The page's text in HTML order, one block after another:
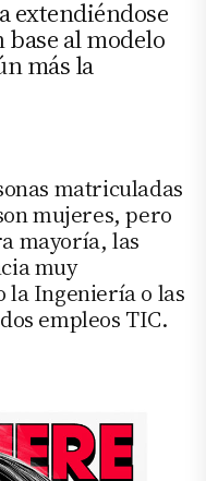
extendiéndose
al modelo
más la
matriculadas
mujeres, pero
mayoría, las
muy
Ingeniería o las
empleos TIC.